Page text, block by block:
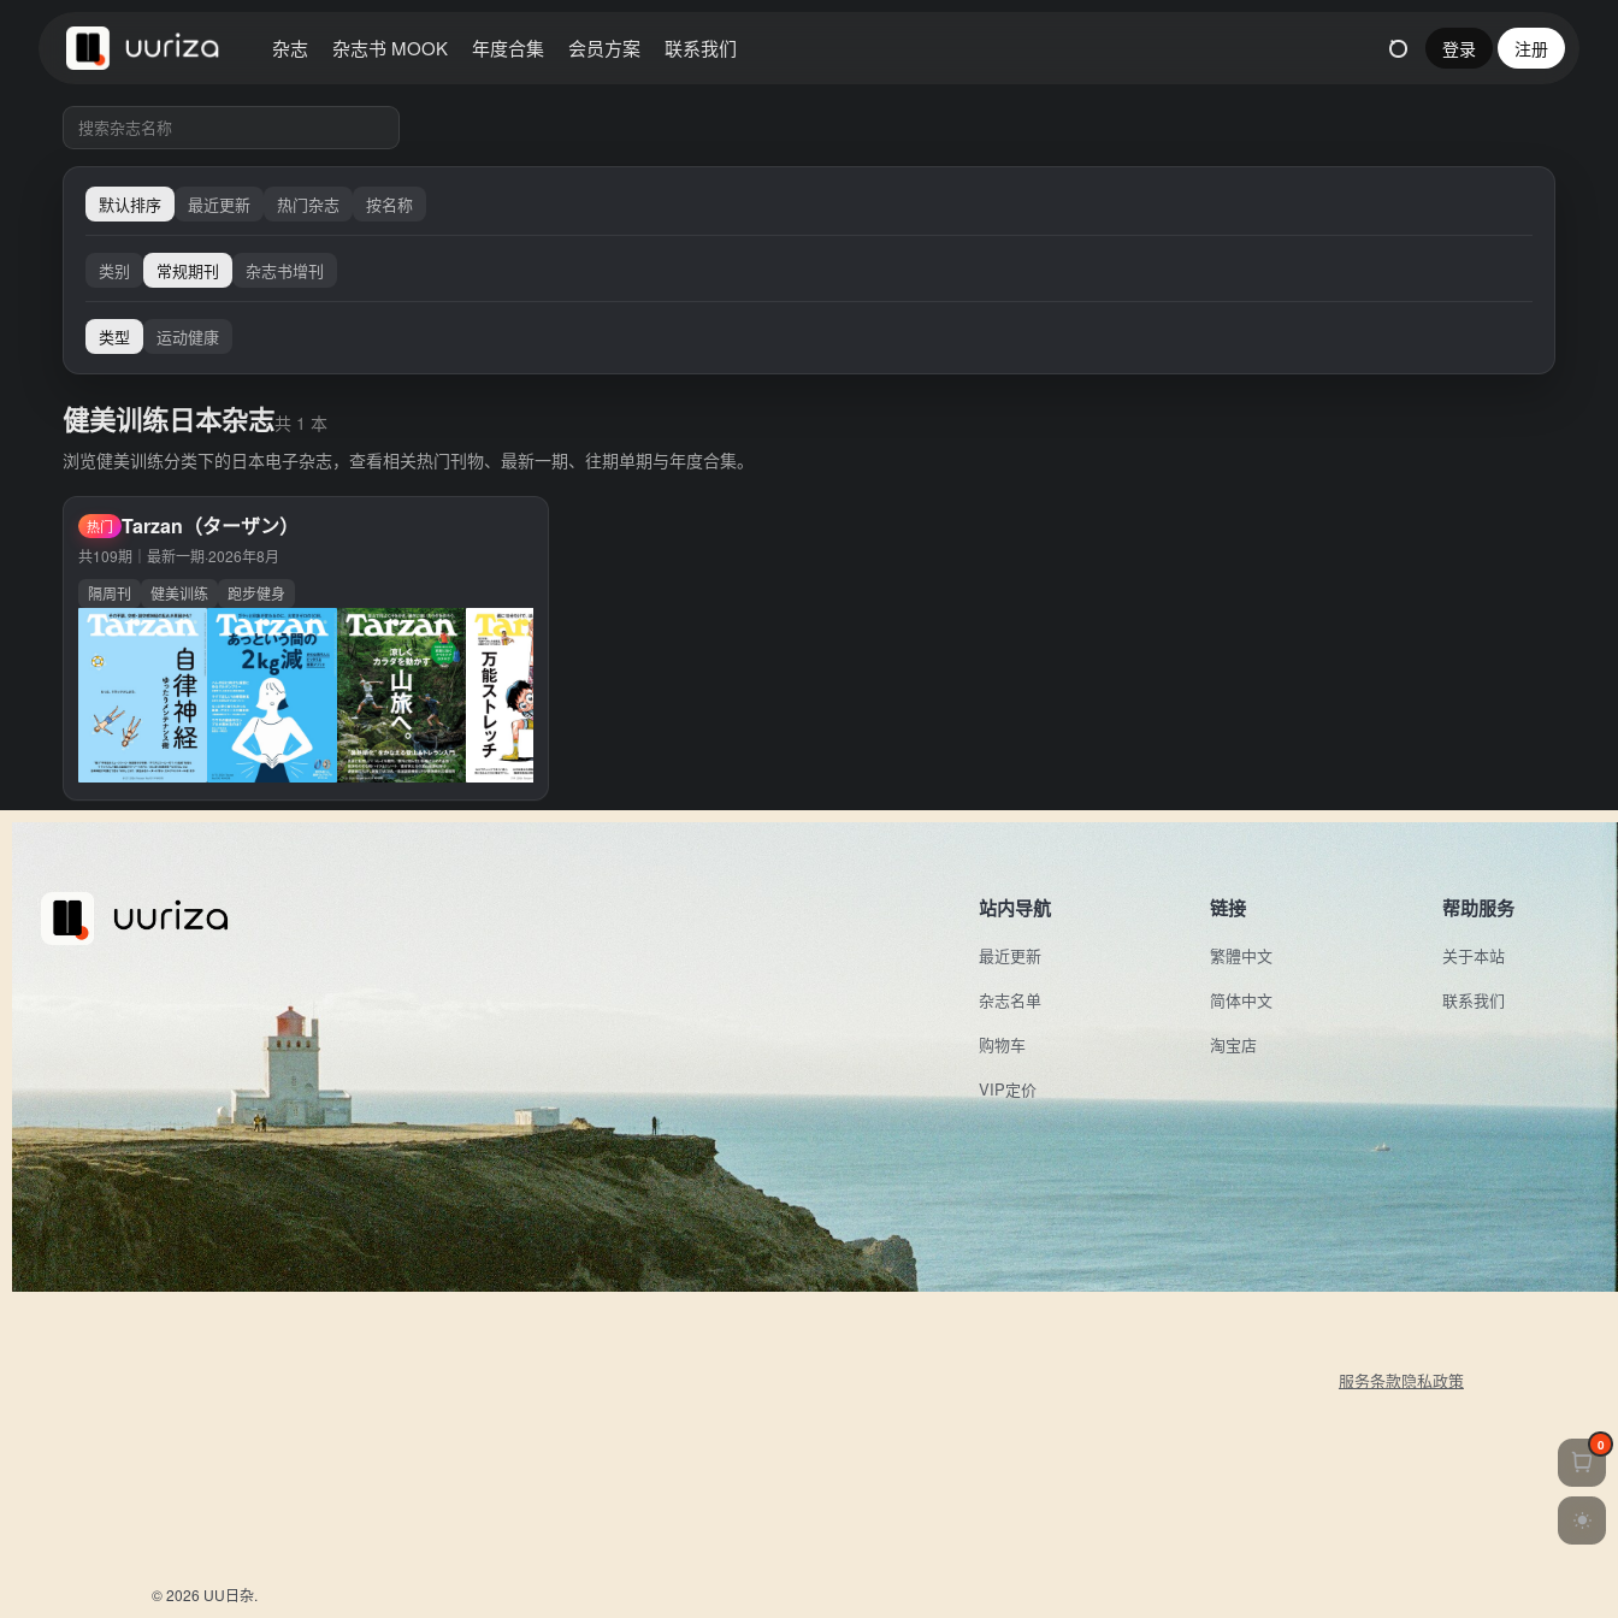
杂志 杂志书 MOOK 年度合集 会员方案 联系我们 登录 注册
默认排序 最近更新 热门杂志 按名称
类别 常规期刊 杂志书增刊
类型 运动健康
健美训练日本杂志共 1 本
浏览健美训练分类下的日本电子杂志，查看相关热门刊物、最新一期、往期单期与年度合集。
热门 Tarzan（ターザン）
共109期｜最新一期·2026年8月
隔周刊
健美训练 跑步健身
站内导航
最近更新
杂志名单
购物车
VIP定价
链接
繁體中文
简体中文
淘宝店
帮助服务
关于本站
联系我们
服务条款隐私政策
© 2026 UU日杂.
0